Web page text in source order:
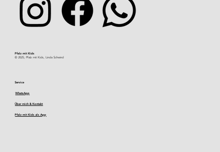
Pfalz mit Kids​
© 2025, Pfalz mit Kids, Linda Schwind
Service
WhatsApp
Über mich & Kontakt
Pfalz mit Kids als App